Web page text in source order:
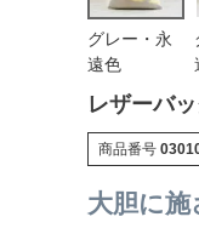
グレー・永
遠色
レザーバ
商品番号
大胆に施